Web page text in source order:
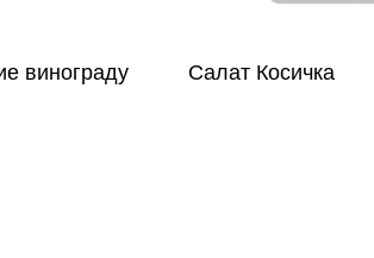
винограду Салат Косичка